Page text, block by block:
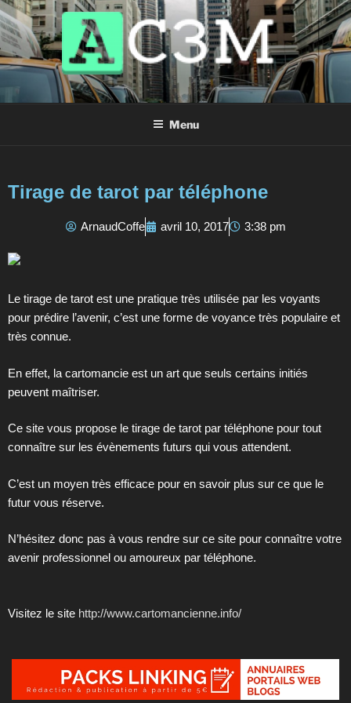
AC3M
Annuaire des meilleurs sites à visiter !
Menu
Tirage de tarot par téléphone
ArnaudCoffe avril 10, 2017 3:38 pm
Le tirage de tarot est une pratique très utilisée par les voyants
pour prédire l’avenir, c’est une forme de voyance très populaire et
très connue.
En effet, la cartomancie est un art que seuls certains initiés
peuvent maîtriser.
Ce site vous propose le tirage de tarot par téléphone pour tout
connaître sur les évènements futurs qui vous attendent.
C’est un moyen très efficace pour en savoir plus sur ce que le
futur vous réserve.
N’hésitez donc pas à vous rendre sur ce site pour connaître votre
avenir professionnel ou amoureux par téléphone.
Visitez le site http://www.cartomancienne.info/